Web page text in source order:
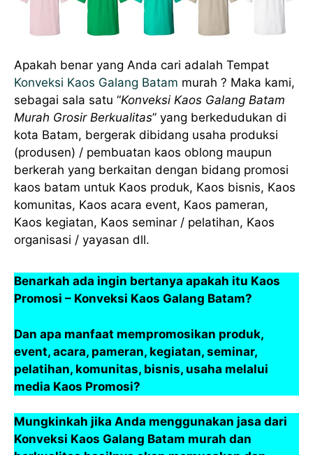
Apakah benar yang Anda cari adalah Tempat
Konveksi Kaos Galang Batam murah ? Maka kami,
sebagai sala satu “Konveksi Kaos Galang Batam
Murah Grosir Berkualitas” yang berkedudukan di
kota Batam, bergerak dibidang usaha produksi
(produsen) / pembuatan kaos oblong maupun
berkerah yang berkaitan dengan bidang promosi
kaos batam untuk Kaos produk, Kaos bisnis, Kaos
komunitas, Kaos acara event, Kaos pameran,
Kaos kegiatan, Kaos seminar / pelatihan, Kaos
organisasi / yayasan dll.
Benarkah ada ingin bertanya apakah itu Kaos
Promosi – Konveksi Kaos Galang Batam?
Dan apa manfaat mempromosikan produk,
event, acara, pameran, kegiatan, seminar,
pelatihan, komunitas, bisnis, usaha melalui
media Kaos Promosi?
Mungkinkah jika Anda menggunakan jasa dari
Konveksi Kaos Galang Batam murah dan